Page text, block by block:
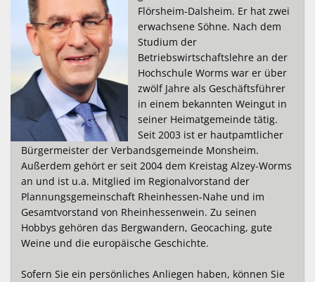
Gleichstellung
eRechnung & Virtuelle
Wahlen
Gartenwasserzähler
Wein
Kulinarik
Vom Wein zum Rhein - Die
Flörsheim-Dalsheim. Er hat zwei
erwachsene Söhne. Nach dem
Studium der
Betriebswirtschaftslehre an der
Hochschule Worms war er über
zwölf Jahre als Geschäftsführer
in einem bekannten Weingut in
seiner Heimatgemeinde tätig.
Seit 2003 ist er hautpamtlicher
Bürgermeister der Verbandsgemeinde Monsheim.
Außerdem gehört er seit 2004 dem Kreistag Alzey-Worms
an und ist u.a. Mitglied im Regionalvorstand der
Plannungsgemeinschaft Rheinhessen-Nahe und im
Gesamtvorstand von Rheinhessenwein. Zu seinen
Hobbys gehören das Bergwandern, Geocaching, gute
Weine und die europäische Geschichte.
Sofern Sie ein persönliches Anliegen haben, können Sie